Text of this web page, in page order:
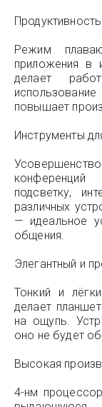
Режим
приложения в
делает
повышает
Инструменты
подсветку,
различных
— идеальное
общения.
Элегантный и
Тонкий и
делает
на ощупь.
оно не будет
Высокая
4-нм